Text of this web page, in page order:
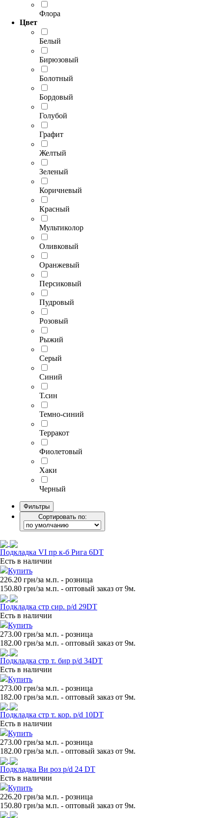
Флора
Цвет
Белый
Бирюзовый
Болотный
Бордовый
Голубой
Графит
Желтый
Зеленый
Коричневый
Красный
Мультиколор
Оливковый
Оранжевый
Персиковый
Пудровый
Розовый
Рыжий
Серый
Синий
Т.син
Темно-синий
Терракот
Фиолетовый
Хаки
Черный
Фильтры
Сортировать по:
Подкладка VI пр к-б Рига 6DT
Есть в наличии
Купить
226.20 грн/за м.п. - розница
150.80 грн/за м.п. - оптовый заказ от 9м.
Подкладка стр сир. p/d 29DT
Есть в наличии
Купить
273.00 грн/за м.п. - розница
182.00 грн/за м.п. - оптовый заказ от 9м.
Подкладка стр т. бир p/d 34DT
Есть в наличии
Купить
273.00 грн/за м.п. - розница
182.00 грн/за м.п. - оптовый заказ от 9м.
Подкладка стр т. кор. p/d 10DT
Есть в наличии
Купить
273.00 грн/за м.п. - розница
182.00 грн/за м.п. - оптовый заказ от 9м.
Подкладка Ви роз p/d 24 DT
Есть в наличии
Купить
226.20 грн/за м.п. - розница
150.80 грн/за м.п. - оптовый заказ от 9м.